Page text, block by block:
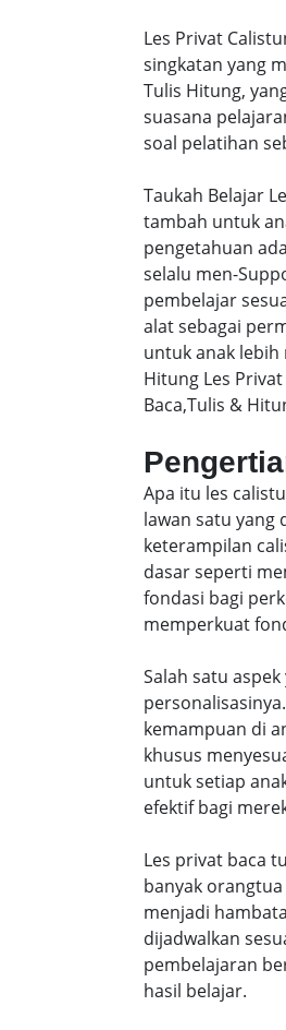
Les Privat
singkatan yang
Tulis Hitung,
suasana
soal pelatihan
Taukah Belajar
tambah untuk
pengetahuan
selalu men-
pembelajar
alat sebagai
untuk anak lebih
Hitung Les
Baca,Tulis &
Apa itu les
lawan satu yang
keterampilan
dasar seperti
fondasi bagi
memperkuat
Salah satu
kemampuan di
khusus
untuk setiap
efektif bagi
Les privat baca
banyak
menjadi
dijadwalkan
pembelajaran
hasil belajar.